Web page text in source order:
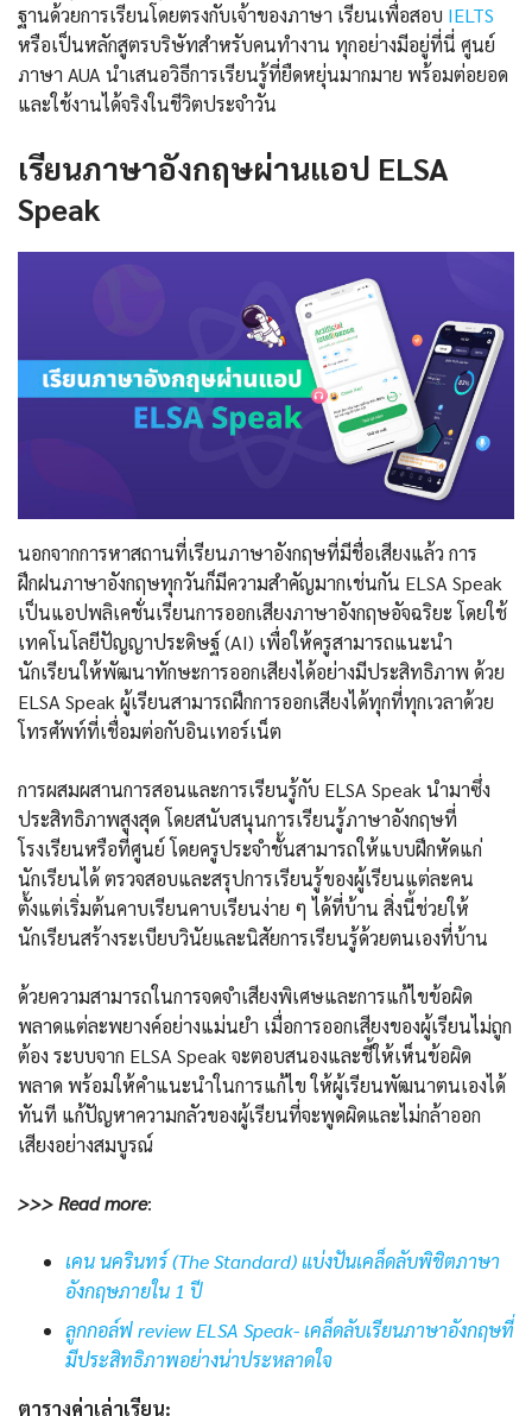
ฐานด้วยการเรียนโดยตรงกับเจ้าของภาษา เรียนเพื่อสอบ IELTS
หรือเป็นหลักสูตรบริษัทสำหรับคนทำงาน ทุกอย่างมีอยู่ที่นี่ ศูนย์
ภาษา AUA นำเสนอวิธีการเรียนรู้ที่ยืดหยุ่นมากมาย พร้อมต่อยอด
และใช้งานได้จริงในชีวิตประจำวัน
เรียนภาษาอังกฤษผ่านแอป ELSA
Speak
นอกจากการหาสถานที่เรียนภาษาอังกฤษที่มีชื่อเสียงแล้ว การ
ฝึกฝนภาษาอังกฤษทุกวันก็มีความสำคัญมากเช่นกัน ELSA Speak
เป็นแอปพลิเคชั่นเรียนการออกเสียงภาษาอังกฤษอัจฉริยะ โดยใช้
เทคโนโลยีปัญญาประดิษฐ์ (AI) เพื่อให้ครูสามารถแนะนำ
นักเรียนให้พัฒนาทักษะการออกเสียงได้อย่างมีประสิทธิภาพ ด้วย
ELSA Speak ผู้เรียนสามารถฝึกการออกเสียงได้ทุกที่ทุกเวลาด้วย
โทรศัพท์ที่เชื่อมต่อกับอินเทอร์เน็ต
การผสมผสานการสอนและการเรียนรู้กับ ELSA Speak นำมาซึ่ง
ประสิทธิภาพสูงสุด โดยสนับสนุนการเรียนรู้ภาษาอังกฤษที่
โรงเรียนหรือที่ศูนย์ โดยครูประจำชั้นสามารถให้แบบฝึกหัดแก่
นักเรียนได้ ตรวจสอบและสรุปการเรียนรู้ของผู้เรียนแต่ละคน
ตั้งแต่เริ่มต้นคาบเรียนคาบเรียนง่าย ๆ ได้ที่บ้าน สิ่งนี้ช่วยให้
นักเรียนสร้างระเบียบวินัยและนิสัยการเรียนรู้ด้วยตนเองที่บ้าน
ด้วยความสามารถในการจดจำเสียงพิเศษและการแก้ไขข้อผิด
พลาดแต่ละพยางค์อย่างแม่นยำ เมื่อการออกเสียงของผู้เรียนไม่ถูก
ต้อง ระบบจาก ELSA Speak จะตอบสนองและชี้ให้เห็นข้อผิด
พลาด พร้อมให้คำแนะนำในการแก้ไข ให้ผู้เรียนพัฒนาตนเองได้
ทันที แก้ปัญหาความกลัวของผู้เรียนที่จะพูดผิดและไม่กล้าออก
เสียงอย่างสมบูรณ์
>>> Read more:
เคน นครินทร์ (The Standard) แบ่งปันเคล็ดลับพิชิตภาษา
อังกฤษภายใน 1 ปี
ลูกกอล์ฟ review ELSA Speak- เคล็ดลับเรียนภาษาอังกฤษที่
มีประสิทธิภาพอย่างน่าประหลาดใจ
ตารางค่าเล่าเรียน: